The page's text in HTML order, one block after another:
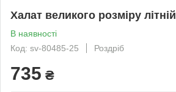
Халат великого розміру літній
В наявності
Код: sv-80485-25
Роздріб
735 ₴